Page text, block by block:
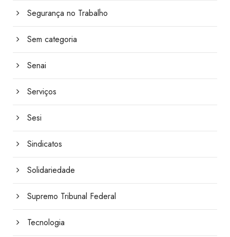
Segurança no Trabalho
Sem categoria
Senai
Serviços
Sesi
Sindicatos
Solidariedade
Supremo Tribunal Federal
Tecnologia